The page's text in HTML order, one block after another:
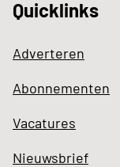
Quicklinks
Adverteren
Abonnementen
Vacatures
Nieuwsbrief